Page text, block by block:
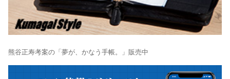
熊谷正寿考案の「夢が、かなう手帳。」販売中